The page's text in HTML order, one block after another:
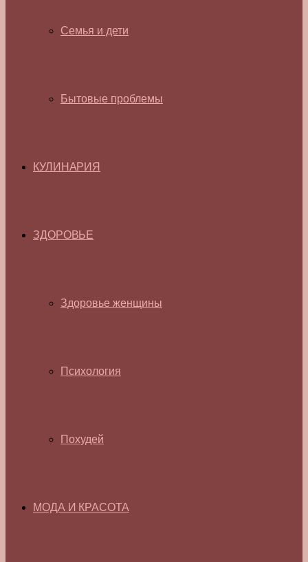
Семья и дети
Бытовые проблемы
КУЛИНАРИЯ
ЗДОРОВЬЕ
Здоровье женщины
Психология
Похудей
МОДА И КРАСОТА